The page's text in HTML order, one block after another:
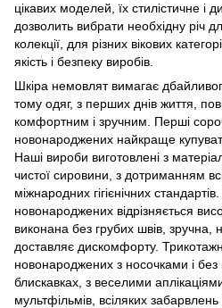
цікавих моделей, їх стилістичне і
дозволить вибрати необхідну річ
колекції, для різних вікових
якість і безпеку виробів.
Шкіра немовлят вимагає
тому одяг, з перших днів життя,
комфортним і зручним. Перші
новонароджених найкраще
Наші вироби виготовлені з
чистої сировини, з дотриманням
міжнародних гігієнічних
новонароджених відрізняється
виконана без грубих швів, зручна,
доставляє дискомфорту.
новонароджених з носочками і
блискавках, з веселими
мультфільмів, всіляких